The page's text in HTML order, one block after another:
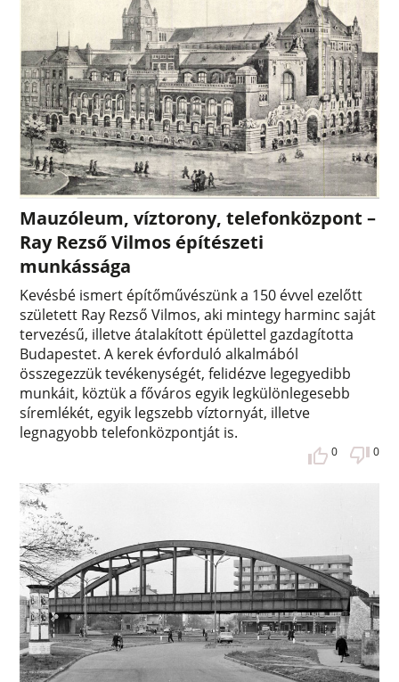
Mauzóleum, víztorony, telefonközpont –
Ray Rezső Vilmos építészeti
munkássága
Kevésbé ismert építőművészünk a 150 évvel ezelőtt
született Ray Rezső Vilmos, aki mintegy harminc saját
tervezésű, illetve átalakított épülettel gazdagította
Budapestet. A kerek évforduló alkalmából
összegezzük tevékenységét, felidézve legegyedibb
munkáit, köztük a főváros egyik legkülönlegesebb
síremlékét, egyik legszebb víztornyát, illetve
legnagyobb telefonközpontját is.
0 0